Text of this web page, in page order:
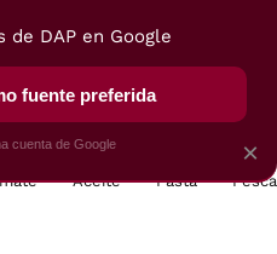
VEGUI
Aceite Pasta
×
de DAP en Google
fuente preferida
cuenta de Google